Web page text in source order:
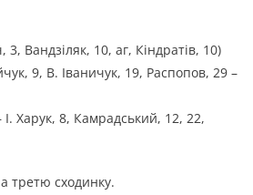
Вандзіляк, 10, аг, Кіндратів, 10)
9, В. Іваничук, 19, Распопов, 29 –
Харук, 8, Камрадський, 12, 22,
третю сходинку.